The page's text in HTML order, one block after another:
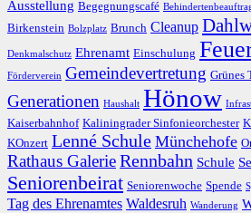
Ausstellung Begegnungscafé
Birkenstein Bolzplatz Brunch Cleanup
Denkmalschutz Ehrenamt Einschulung
Förderverein Gemeindevertretung Grünes
Generationen Haushalt Hönow
Kaiserbahnhof Kaliningrader Sinfonieorchester
KOnzert Lenné Schule Münchehofe
Rathaus GalerieRennbahn Schule
Seniorenbeirat Seniorenwoche Spende
Tag des Ehrenamtes Waldesruh Wanderung